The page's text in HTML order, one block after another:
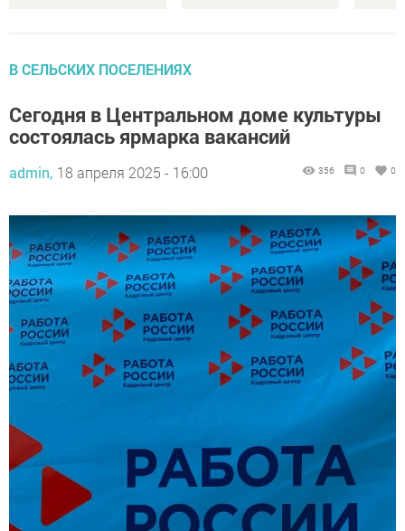
В СЕЛЬСКИХ ПОСЕЛЕНИЯХ
Сегодня в Центральном доме культуры
состоялась ярмарка вакансий
admin, 18 апреля 2025 - 16:00 356 0 0